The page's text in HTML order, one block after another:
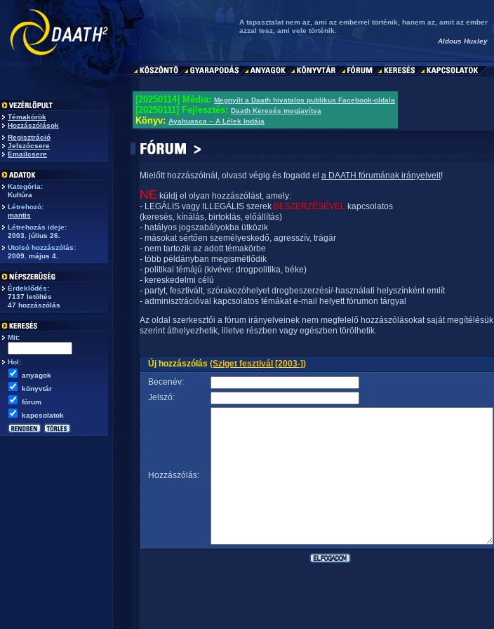
A tapasztalat nem az, ami az emberrel történik, hanem az, amit az ember
azzal tesz, ami vele történik.
Aldous Huxley
Témakörök
Hozzászólások
Regisztráció
Jelszócsere
Emailcsere
Kategória:
Kultúra
Létrehozó:
mantis
Létrehozás ideje:
2003. július 26.
Utolsó hozzászólás:
2009. május 4.
Érdeklődés:
7137 letöltés
47 hozzászólás
Mit:
Hol:
anyagok
könyvtár
fórum
kapcsolatok
[20250114] Média: Megnyílt a Daath hivatalos publikus Facebook-oldala
[20250111] Fejlesztés: Daath Keresés megjavítva
Könyv: Ayahuasca – A Lélek Indája
Mielőtt hozzászólnál, olvasd végig és fogadd el a DAATH fórumának irányelveit!
NE küldj el olyan hozzászólást, amely:
- LEGÁLIS vagy ILLEGÁLIS szerek BESZERZÉSÉVEL kapcsolatos
(keresés, kínálás, birtoklás, előállítás)
- hatályos jogszabályokba ütközik
- másokat sértően személyeskedő, agresszív, trágár
- nem tartozik az adott témakörbe
- több példányban megismétlődik
- politikai témájú (kivéve: drogpolitika, béke)
- kereskedelmi célú
- partyt, fesztivált, szórakozóhelyet drogbeszerzési/-használati helyszínként említ
- adminisztrációval kapcsolatos témákat e-mail helyett fórumon tárgyal
Az oldal szerkesztői a fórum irányelveinek nem megfelelő hozzászólásokat saját megítélésük
szerint áthelyezhetik, illetve részben vagy egészben törölhetik.
Új hozzászólás (Sziget fesztivál [2003-])
Becenév:
Jelszó:
Hozzászólás: